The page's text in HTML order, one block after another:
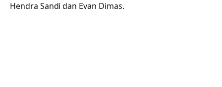
Hendra Sandi dan Evan Dimas.